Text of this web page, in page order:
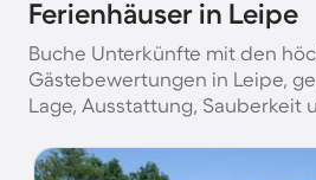
Ferienhäuser in Leipe
Buche Unterkünfte mit den
Gästebewertungen in Leipe,
Lage, Ausstattung, Sauberkeit